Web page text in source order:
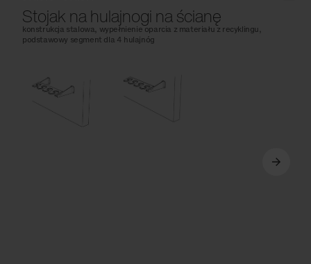
Stojak na hulajnogi na ścianę
konstrukcja stalowa, wypełnienie oparcia z materiału z recyklingu,
podstawowy segment dla 4 hulajnóg